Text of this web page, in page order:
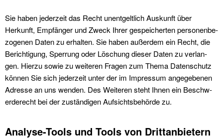
Sie haben jed­erzeit das Recht unent­geltlich Auskun­ft über
Herkun­ft, Empfänger und Zweck Ihrer gespe­icherten per­so­n­en­be­
zo­ge­nen Dat­en zu erhal­ten. Sie haben außer­dem ein Recht, die
Berich­ti­gung, Sper­rung oder Löschung dieser Dat­en zu ver­lan­
gen. Hierzu sowie zu weit­eren Fra­gen zum The­ma Daten­schutz
kön­nen Sie sich jed­erzeit unter der im Impres­sum angegebe­nen
Adresse an uns wen­den. Des Weit­eren ste­ht Ihnen ein Beschw­
erderecht bei der zuständi­gen Auf­sichts­be­hörde zu.
Analyse-Tools und Tools von Drittanbietern